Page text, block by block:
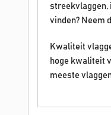
streekvlaggen,
vinden? Neem
Kwaliteit
hoge kwaliteit
meeste